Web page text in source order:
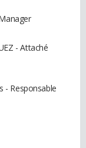
- Attaché
- Responsable